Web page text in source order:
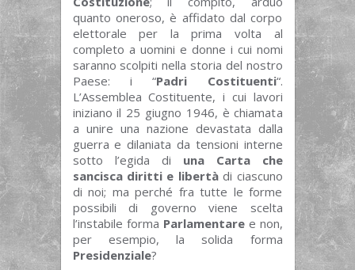
quanto oneroso, è affidato dal corpo
elettorale per la prima volta al
completo a uomini e donne i cui nomi
saranno scolpiti nella storia del nostro
Paese: i “Padri Costituenti“.
L’Assemblea Costituente, i cui lavori
iniziano il 25 giugno 1946, è chiamata
a unire una nazione devastata dalla
guerra e dilaniata da tensioni interne
sotto l’egida di una Carta che
sancisca diritti e libertàdi ciascuno
di noi; ma perché fra tutte le forme
possibili di governo viene scelta
l’instabile forma Parlamentaree non,
per esempio, la solida forma
Presidenziale?